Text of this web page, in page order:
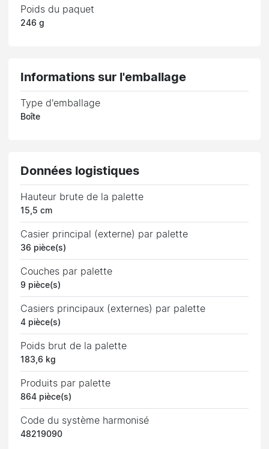
Poids du paquet
246 g
Informations sur l'emballage
Type d'emballage
Boîte
Données logistiques
Hauteur brute de la palette
15,5 cm
Casier principal (externe) par palette
36 pièce(s)
Couches par palette
9 pièce(s)
Casiers principaux (externes) par palette
4 pièce(s)
Poids brut de la palette
183,6 kg
Produits par palette
864 pièce(s)
Code du système harmonisé
48219090